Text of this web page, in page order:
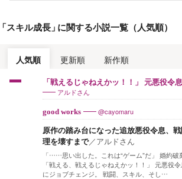
スキル成長 」に関する小説一覧（人気順）
人気順 更新順 新作順
「戦えるじゃねえかッ！！」 元悪役
アルドさん
good works @cayomaru
原作の踏み台になった追放悪役令息、
理を壊すまで／アルドさん
「……思い出した。これは“ゲーム”だ」 婚約破
「戦える、戦えるじゃねえかッ！！」 元悪役
にジョブチェンジ。 戦闘、スキル、そし…